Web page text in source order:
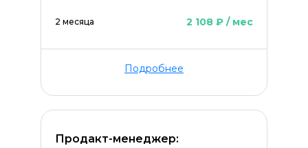
2 месяца 2 108 ₽ / мес
Подробнее
Продакт-менеджер: